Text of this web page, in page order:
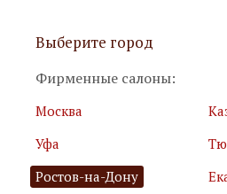
Персональные
Выберите город
Фирменные салоны:
Москва
Уфа
Ростов-на-Дону